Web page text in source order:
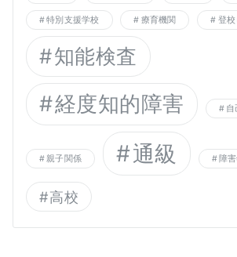
特別支援学校 療育機関 登校
知能検査
経度知的障害 自
親子関係 通級 障
高校